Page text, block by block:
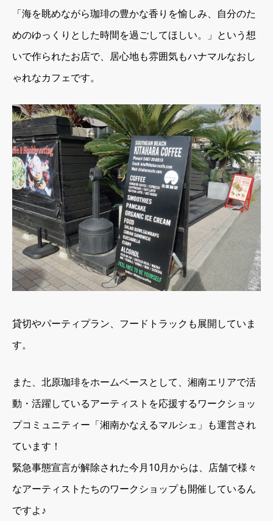
「海を眺めながら珈琲の豊かな香りを愉しみ、自分のた
めのゆっくりとした時間を過ごしてほしい。」という想
いで作られたお店で、居心地も雰囲気もハナマルなおし
ゃれなカフェです。
貸切やパーティプラン、フードトラックも展開していま
す。
また、北原珈琲をホームベースとして、湘南エリアで活
動・活躍しているアーティストを応援するワークショッ
プコミュニティー「湘南かなえるマルシェ」も運営され
ています！
緊急事態宣言が解除された今月10月からは、店舗で様々
なアーティストたちのワークショップも開催しているん
ですよ♪